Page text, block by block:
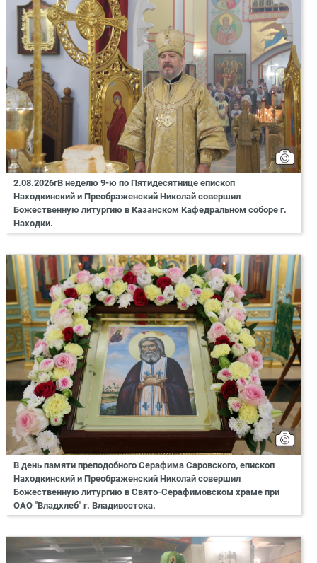
2.08.2026гВ неделю 9-ю по Пятидесятнице епископ
Находкинский и Преображенский Николай совершил
Божественную литургию в Казанском Кафедральном соборе г.
Находки.
В день памяти преподобного Серафима Саровского, епископ
Находкинский и Преображенский Николай совершил
Божественную литургию в Свято-Серафимовском храме при
ОАО "Владхлеб" г. Владивостока.